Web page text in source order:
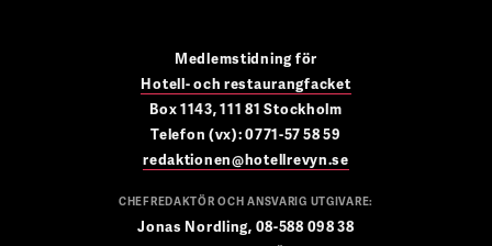
Medlemstidning för
Hotell- och restaurangfacket
Box 1143, 111 81 Stockholm
Telefon (vx): 0771-57 58 59
redaktionen@hotellrevyn.se
CHEFREDAKTÖR OCH ANSVARIG UTGIVARE:
Jonas Nordling, 08-588 098 38